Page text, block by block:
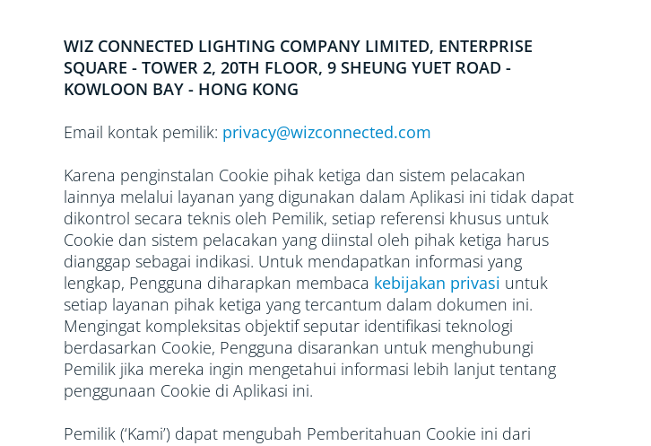
WIZ CONNECTED LIGHTING COMPANY LIMITED, ENTERPRISE
SQUARE - TOWER 2, 20TH FLOOR, 9 SHEUNG YUET ROAD -
KOWLOON BAY - HONG KONG
Email kontak pemilik: privacy@wizconnected.com
Karena penginstalan Cookie pihak ketiga dan sistem pelacakan
lainnya melalui layanan yang digunakan dalam Aplikasi ini tidak dapat
dikontrol secara teknis oleh Pemilik, setiap referensi khusus untuk
Cookie dan sistem pelacakan yang diinstal oleh pihak ketiga harus
dianggap sebagai indikasi. Untuk mendapatkan informasi yang
lengkap, Pengguna diharapkan membaca kebijakan privasi untuk
setiap layanan pihak ketiga yang tercantum dalam dokumen ini.
Mengingat kompleksitas objektif seputar identifikasi teknologi
berdasarkan Cookie, Pengguna disarankan untuk menghubungi
Pemilik jika mereka ingin mengetahui informasi lebih lanjut tentang
penggunaan Cookie di Aplikasi ini.
Pemilik (‘Kami’) dapat mengubah Pemberitahuan Cookie ini dari